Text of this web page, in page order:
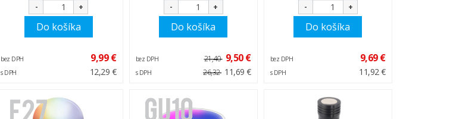
- +
Do košíka
bez DPH 9,99 €
s DPH 12,29 €
- +
Do košíka
bez DPH 21,40 9,50 €
s DPH 26,32 11,69 €
- +
Do košíka
bez DPH 9,69 €
s DPH 11,92 €